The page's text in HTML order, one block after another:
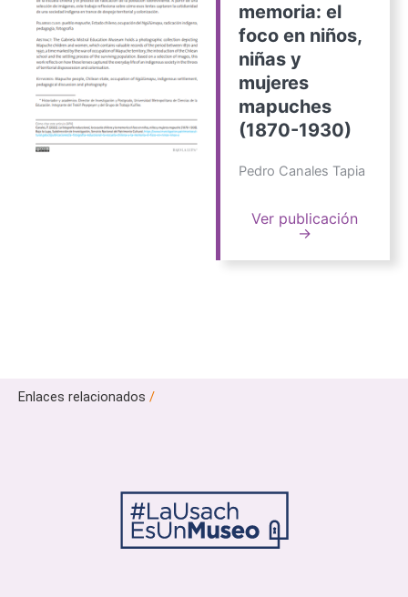
memoria: el
foco en niños,
niñas y
mujeres
mapuches
(1870-1930)
Pedro Canales Tapia
Ver publicación
→
Enlaces relacionados /